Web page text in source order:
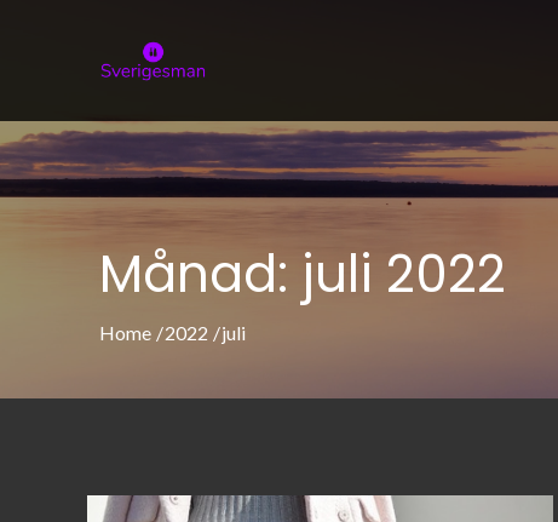
Månad: juli 2022
Home 2022 juli